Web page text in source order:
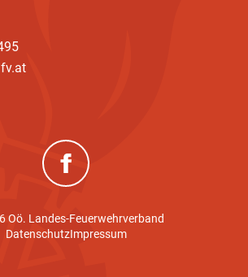
(neues Fenster)
Oö. Landes-Feuerwehrverband
DatenschutzImpressum